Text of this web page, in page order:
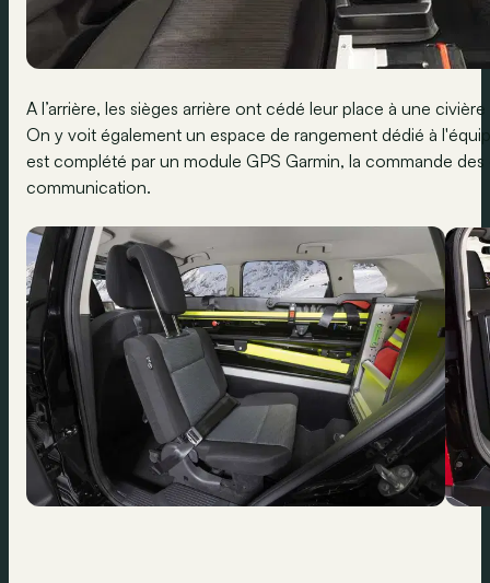
A l’arrière, les sièges arrière ont cédé leur place à une
On y voit également un espace de rangement dédié à
est complété par un module GPS Garmin, la commande
communication.